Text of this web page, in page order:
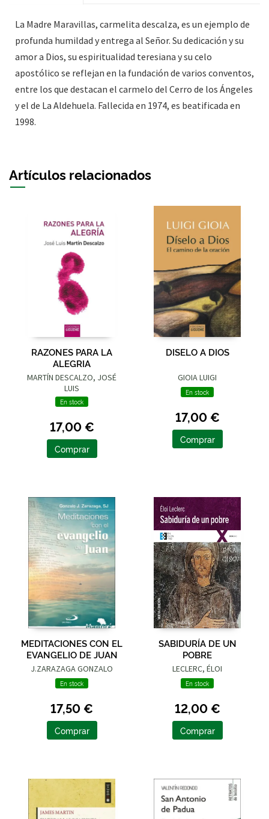
La Madre Maravillas, carmelita descalza, es un ejemplo de
profunda humildad y entrega al Señor. Su dedicación y su
amor a Dios, su espiritualidad teresiana y su celo
apostólico se reflejan en la fundación de varios conventos,
entre los que destacan el carmelo del Cerro de los Ángeles
y el de La Aldehuela. Fallecida en 1974, es beatificada en
1998.
Artículos relacionados
RAZONES PARA LA
ALEGRIA
MARTÍN DESCALZO, JOSÉ
LUIS
En stock
17,00 €
Comprar
DISELO A DIOS
GIOIA LUIGI
En stock
17,00 €
Comprar
MEDITACIONES CON EL
EVANGELIO DE JUAN
J.ZARAZAGA GONZALO
En stock
17,50 €
Comprar
SABIDURÍA DE UN
POBRE
LECLERC, ÉLOI
En stock
12,00 €
Comprar